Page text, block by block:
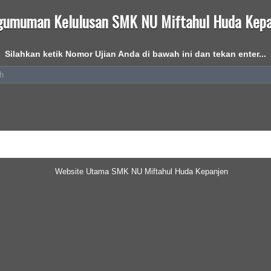
Kelulusan SMK NU Miftahul Huda
Silahkan ketik Nomor Ujian Anda di bawah ini dan tekan enter...
Website Utama SMK NU Miftahul Huda Kepanjen